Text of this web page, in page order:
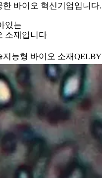
바이오 혁신기업입니다.
있는
소재입니다
지능형 바이오 소재QELBY